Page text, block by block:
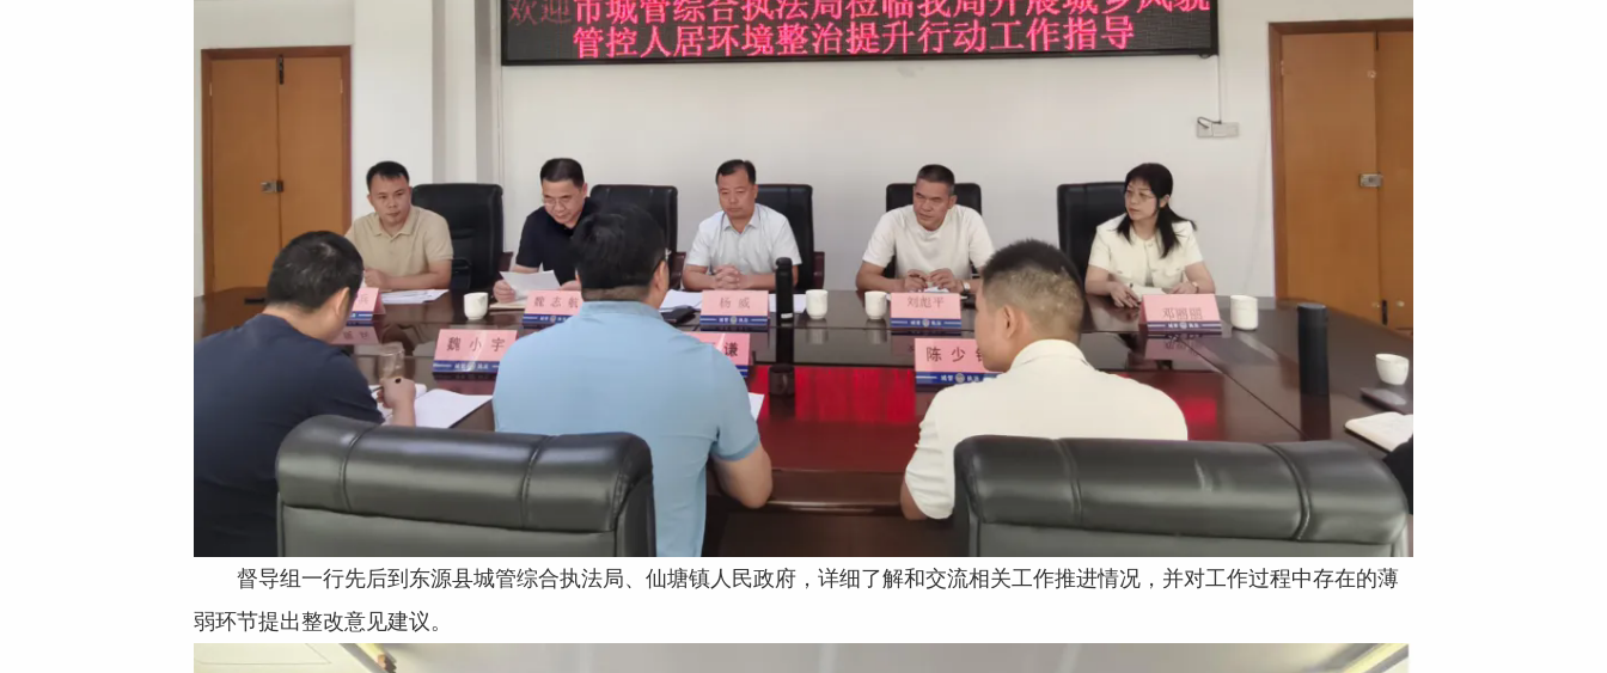
督导组一行先后到东源县城管综合执法局、仙塘镇人民政府，详细了解和交流相关工作推进情况，并对工作过程中存在的薄
弱环节提出整改意见建议。